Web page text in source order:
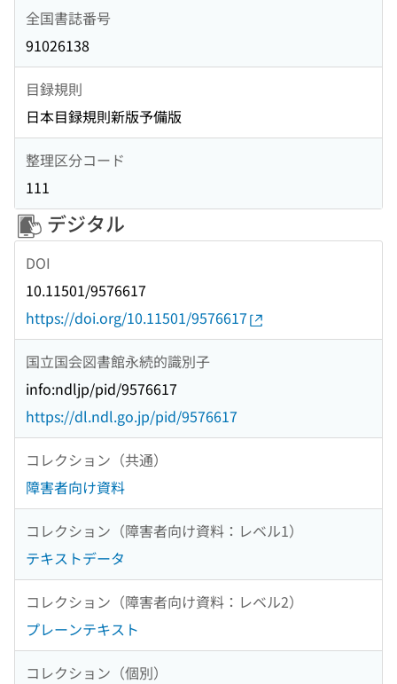
全国書誌番号
91026138
目録規則
日本目録規則新版予備版
整理区分コード
111
デジタル
DOI
10.11501/9576617
https://doi.org/10.11501/9576617
国立国会図書館永続的識別子
info:ndljp/pid/9576617
https://dl.ndl.go.jp/pid/9576617
コレクション（共通）
障害者向け資料
コレクション（障害者向け資料：レベル1）
テキストデータ
コレクション（障害者向け資料：レベル2）
プレーンテキスト
コレクション（個別）